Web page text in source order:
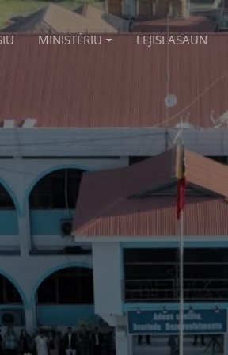
MINISTÉRIU LEJISLASAUN